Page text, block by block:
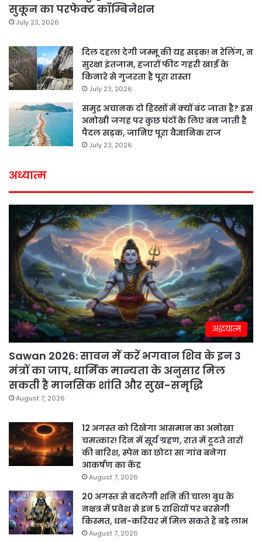
सुकून का परफेक्ट कॉम्बिनेशन
July 23, 2026
दिल दहला देगी जम्मू की यह सड़क! न रेलिंग, न
सुरक्षा इंतजाम, हजारों फीट गहरी खाई के
किनारे से गुजरता है पूरा रास्ता
July 23, 2026
समुद्र अचानक दो हिस्सों में क्यों बंट जाता है? इस
अनोखी जगह पर कुछ घंटों के लिए बन जाती है
पैदल सड़क, जानिए पूरा वैज्ञानिक राज
July 23, 2026
अध्यात्म
अद्धयात्म
Sawan 2026: सावन में करें भगवान शिव के इन 3
मंत्रों का जाप, धार्मिक मान्यता के अनुसार मिल
सकती है मानसिक शांति और सुख-समृद्धि
August 7, 2026
12 अगस्त को दिखेगा आसमान का अनोखा
चमत्कार! दिन में सूर्य ग्रहण, रात में टूटते तारों
की बारिश, स्पेन का छोटा सा गांव बनेगा
आकर्षण का केंद्र
August 7, 2026
20 अगस्त से बदलेगी शनि की चाल! बुध के
नक्षत्र में प्रवेश से इन 5 राशियों पर बरसेगी
किस्मत, धन-करियर में मिल सकते हैं बड़े लाभ
August 7, 2026